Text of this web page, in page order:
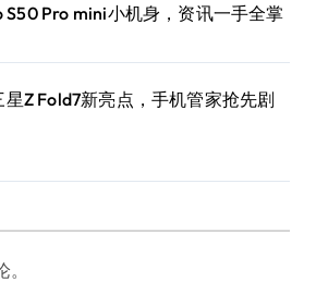
S50 Pro mini小机身，资讯一手全掌
Z Fold7新亮点，手机管家抢先剧